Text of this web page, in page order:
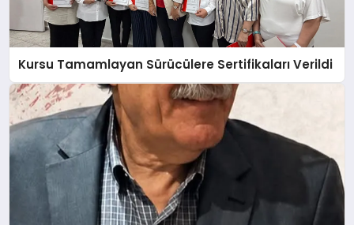
Kursu Tamamlayan Sürücülere Sertifikaları Verildi